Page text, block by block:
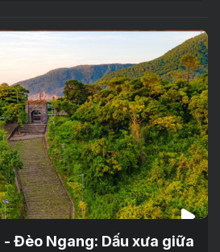
- Đèo Ngang: Dấu xưa giữa